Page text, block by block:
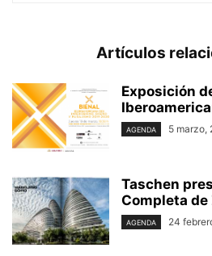
Artículos
Exposición
AGENDA 5 marzo,
Taschen
Completa de
AGENDA 24